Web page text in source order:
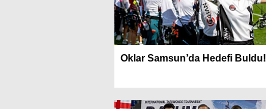
Oklar Samsun’da Hedefi Buldu!